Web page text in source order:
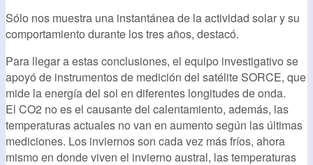
Sólo nos muestra una instantánea de la actividad solar y su
comportamiento durante los tres años, destacó.
Para llegar a estas conclusiones, el equipo investigativo se
apoyó de instrumentos de medición del satélite SORCE, que
mide la energía del sol en diferentes longitudes de onda.
El CO2 no es el causante del calentamiento, además, las
temperaturas actuales no van en aumento según las últimas
mediciones. Los inviernos son cada vez más fríos, ahora
mismo en donde viven el invierno austral, las temperaturas